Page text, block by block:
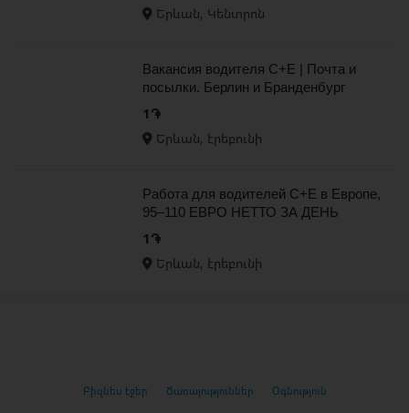
Երևան, Կենտրոն
Вакансия водителя C+E | Почта и
посылки. Берлин и Бранденбург
1֏
Երևան, էրեբունի
Работа для водителей C+E в Европе,
95–110 ЕВРО НЕТТО ЗА ДЕНЬ
1֏
Երևան, էրեբունի
Բիզնես էջեր Ծառայություններ Օգնություն